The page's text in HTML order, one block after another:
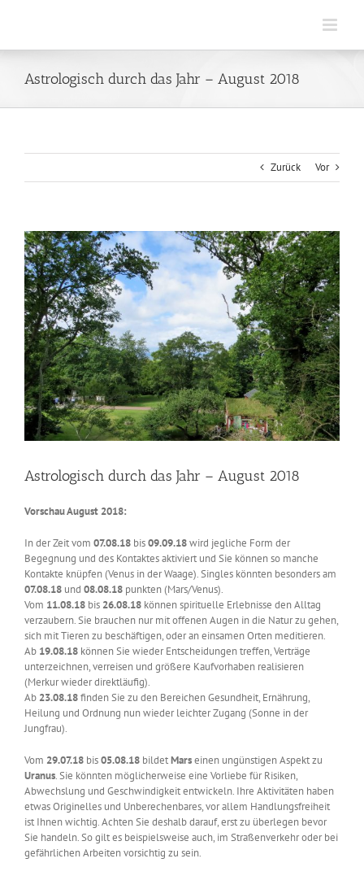
Astrologisch durch das Jahr – August 2018
Zurück Vor
Zeige
grösseres
Bild
Astrologisch durch das Jahr – August 2018
Vorschau August 2018:
In der Zeit vom 07.08.18 bis09.09.18wird jegliche Form der
Begegnung und des Kontaktes aktiviert und Sie können so manche
Kontakte knüpfen (Venus in der Waage). Singles könnten besonders am
07.08.18 und 08.08.18 punkten (Mars/Venus).
Vom 11.08.18 bis 26.08.18 können spirituelle Erlebnisse den Alltag
verzaubern. Sie brauchen nur mit offenen Augen in die Natur zu gehen,
sich mit Tieren zu beschäftigen, oder an einsamen Orten meditieren.
Ab 19.08.18 können Sie wieder Entscheidungen treffen, Verträge
unterzeichnen, verreisen und größere Kaufvorhaben realisieren
(Merkur wieder direktläufig).
Ab 23.08.18finden Sie zu den Bereichen Gesundheit, Ernährung,
Heilung und Ordnung nun wieder leichter Zugang (Sonne in der
Jungfrau).
Vom 29.07.18 bis05.08.18 bildetMarseinen ungünstigen Aspekt zu
Uranus. Sie könnten möglicherweise eine Vorliebe für Risiken,
Abwechslung und Geschwindigkeit entwickeln. Ihre Aktivitäten haben
etwas Originelles und Unberechenbares, vor allem Handlungsfreiheit
ist Ihnen wichtig. Achten Sie deshalb darauf, erst zu überlegen bevor
Sie handeln. So gilt es beispielsweise auch, im Straßenverkehr oder bei
gefährlichen Arbeiten vorsichtig zu sein.